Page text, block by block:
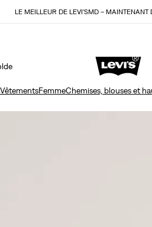
LE MEILLEUR DE LEVI'SMD – MAINTENANT
15 % DE RABAIS SUR VOTRE PREMIÈRE
VêtementsFemmeChemises, blouses et